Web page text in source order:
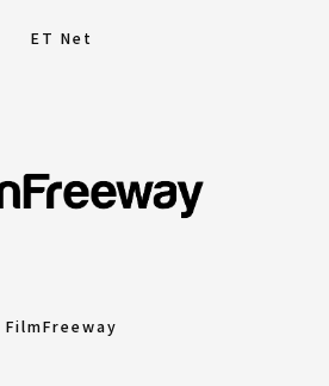
ET Net
FilmFreeway